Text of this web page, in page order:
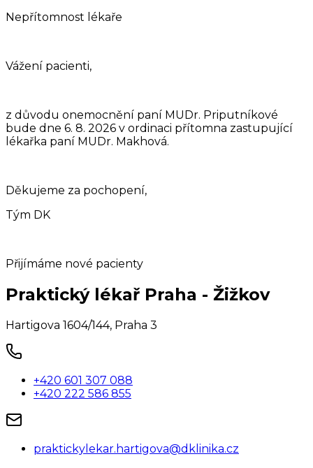
Nepřítomnost lékaře
Vážení pacienti,
z důvodu onemocnění paní MUDr. Priputníkové
bude dne 6. 8. 2026 v ordinaci přítomna zastupující
lékařka paní MUDr. Makhová.
Děkujeme za pochopení,
Tým DK
Přijímáme nové pacienty
Praktický lékař Praha - Žižkov
Hartigova 1604/144, Praha 3
+420 601 307 088
+420 222 586 855
praktickylekar.hartigova@dklinika.cz